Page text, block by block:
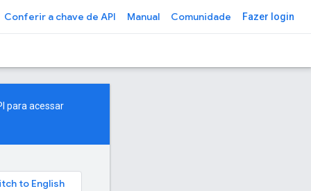
Conferir a chave de API Manual Comunidade Fazer login
para acessar